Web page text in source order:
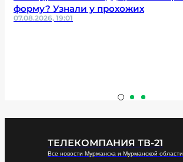
форму? Узнали у прохожих
07.08.2026, 19:01
ТЕЛЕКОМПАНИЯ ТВ-21
Все новости Мурманска и Мурманской области